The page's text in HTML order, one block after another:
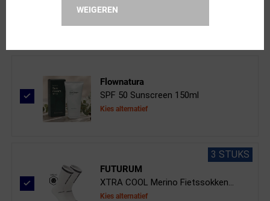
WEIGERENClear Vision Spray 50ml
Flownatura
SPF 50 Sunscreen 150ml
Kies alternatief
3 STUKS
FUTURUM
XTRA COOL Merino Fietssokken...
Kies alternatief